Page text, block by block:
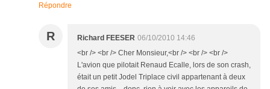
Répondre
R Richard FEESER 06/10/2010 14:46
<br /> <br /> Cher Monsieur,<br /> <br /> <br />
L'avion que pilotait Renaud Ecalle, lors de son crash,
était un petit Jodel Triplace civil appartenant à deux